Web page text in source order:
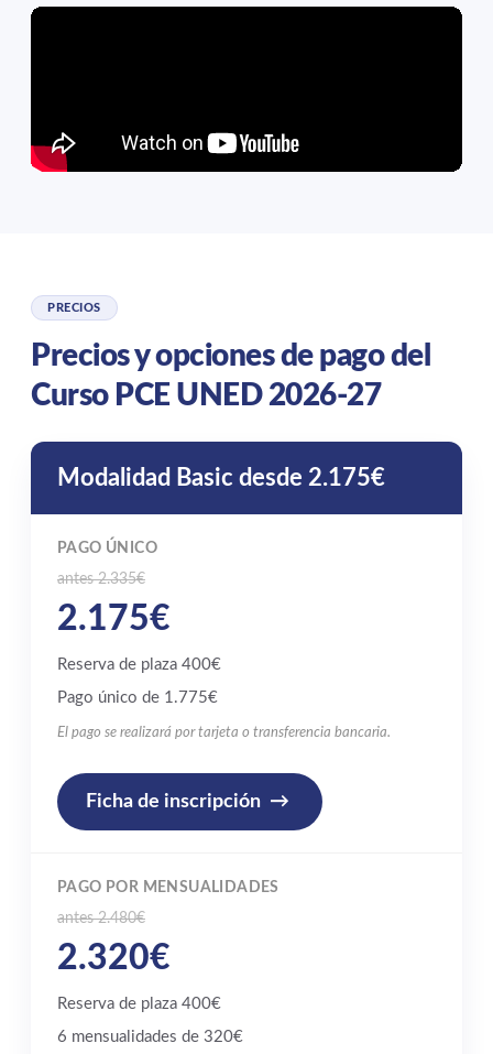
PRECIOS
Precios y opciones de pago del
Curso PCE UNED 2026-27
Modalidad Basic desde 2.175€
PAGO ÚNICO
antes 2.335€
2.175€
Reserva de plaza 400€
Pago único de 1.775€
El pago se realizará por tarjeta o transferencia bancaria.
Ficha de inscripción
PAGO POR MENSUALIDADES
antes 2.480€
2.320€
Reserva de plaza 400€
6 mensualidades de 320€